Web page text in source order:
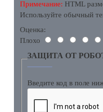
Примечание: HTML
Используйте обычный
Оценка:
Плохо
ЗАЩИТА ОТ
Введите код в поле